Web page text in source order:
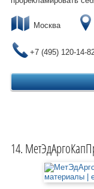
Москва
+7 (495) 120-14-